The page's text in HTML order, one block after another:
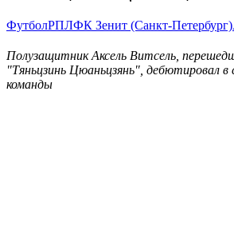
ФутболРПЛФК Зенит (Санкт-Петербург)
Полузащитник Аксель Витсель,
"Тяньцзинь Цюаньцзянь", дебютировал в
команды